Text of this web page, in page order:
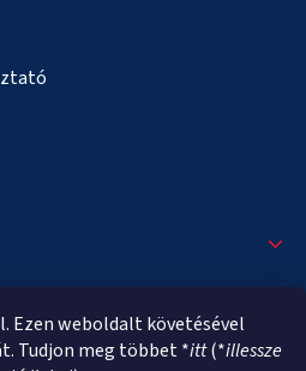
Ezen weboldalt követésével
Tudjon meg többet *itt(*illessze